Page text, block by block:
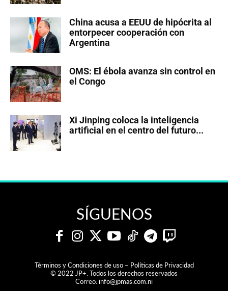
China acusa a EEUU de hipócrita al
entorpecer cooperación con
Argentina
OMS: El ébola avanza sin control en
el Congo
Xi Jinping coloca la inteligencia
artificial en el centro del futuro...
SÍGUENOS
Términos y Condiciones de uso – Políticas de Privacidad
© 2022 JP+. Todos los derechos reservados
Correo:info@jpmas.com.ni